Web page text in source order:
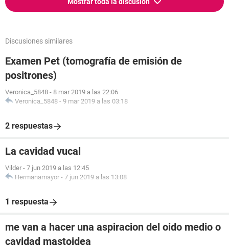
Discusiones similares
Examen Pet (tomografía de emisión de
positrones)
Veronica_5848 - 8 mar 2019 a las 22:06
Veronica_5848 - 9 mar 2019 a las 03:18
2 respuestas
La cavidad vucal
Vilder - 7 jun 2019 a las 12:45
Hermanamayor - 7 jun 2019 a las 13:08
1 respuesta
me van a hacer una aspiracion del oido medio o
cavidad mastoidea